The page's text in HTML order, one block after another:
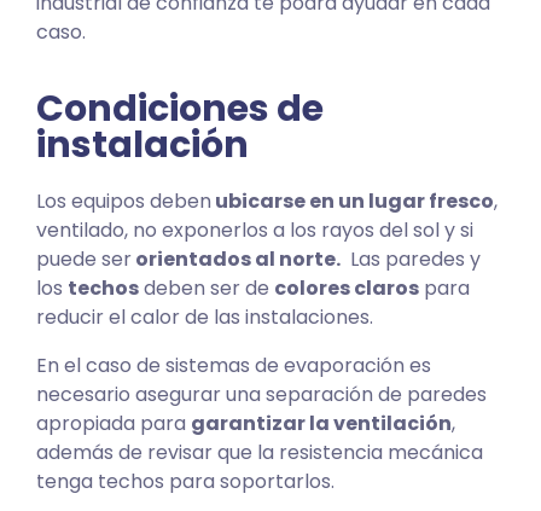
caso.
Condiciones de
instalación
Los equipos deben ubicarse en un lugar fresco,
ventilado, no exponerlos a los rayos del sol y si
puede serorientados al norte. Las paredes y
los techosdeben ser de colores claros para
reducir el calor de las instalaciones.
En el caso de sistemas de evaporación es
necesario asegurar una separación de paredes
apropiada para garantizar la ventilación,
además de revisar que la resistencia mecánica
tenga techos para soportarlos.